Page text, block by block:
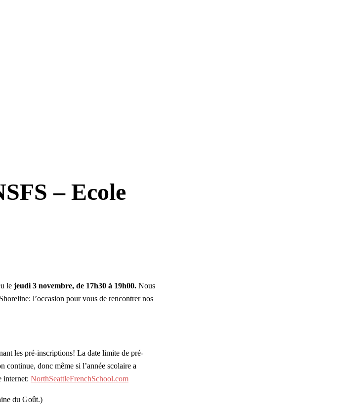
– Ecole
le jeudi 3 novembre, de 17h30 à 19h00. Nous
l’occasion pour vous de rencontrer nos
les pré-inscriptions! La date limite de pré-
continue, donc même si l’année scolaire a
internet: NorthSeattleFrenchSchool.com
du Goût.)